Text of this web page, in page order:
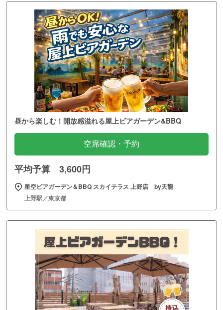
昼から楽しむ！開放感溢れる屋上ビアガーデン&BBQ
空席確認・予約
平均予算 3,600円
星空ビアガーデン＆BBQ スカイテラス 上野店 by天龍
上野駅／東京都